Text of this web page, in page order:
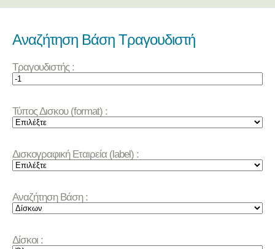
Αναζήτηση Βάση Τραγουδιστή
Τραγουδιστής :
Τύπος Δισκου (format) :
Δισκογραφική Εταιρεία (label) :
Αναζήτηση Βάση :
Δίσκοι :